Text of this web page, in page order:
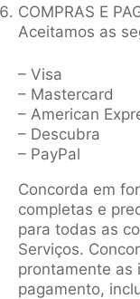
COMPRAS E
Aceitamos as
– Visa
– Mastercard
– American
– Descubra
– PayPal
Concorda em
completas e
para todas as
Serviços.
prontamente as
pagamento,